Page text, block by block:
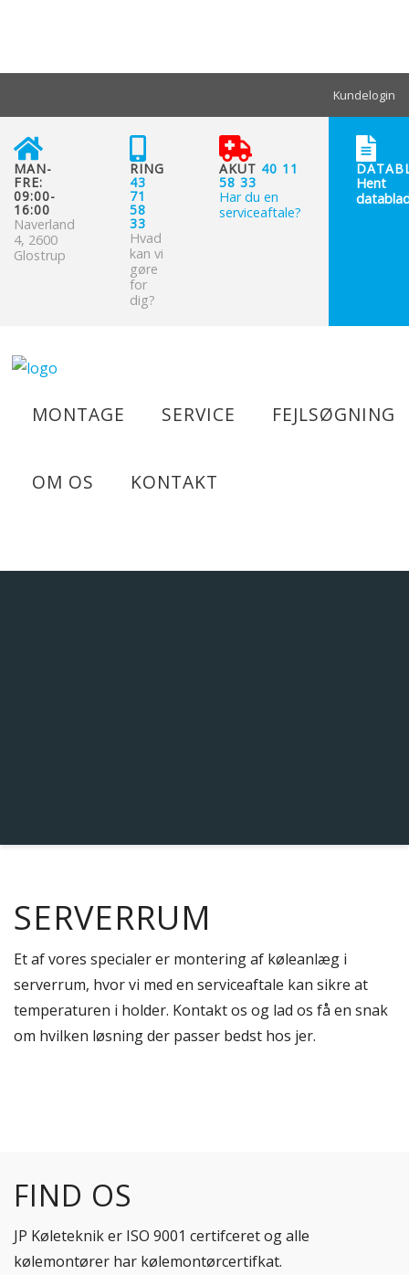
Kundelogin
MAN-
FRE:
09:00-
16:00
Naverland
4, 2600
Glostrup
RING
43
71
58
33
Hvad
kan vi
gøre
for
dig?
AKUT 40 11
58 33
Har du en
serviceaftale?
Hent
MONTAGE SERVICE FEJLSØGNING
OM OS KONTAKT
SERVERRUM
Et af vores specialer er montering af køleanlæg i
serverrum, hvor vi med en serviceaftale kan sikre at
temperaturen i holder. Kontakt os og lad os få en snak
om hvilken løsning der passer bedst hos jer.
FIND OS
JP Køleteknik er ISO 9001 certifceret og alle
kølemontører har kølemontørcertifkat.